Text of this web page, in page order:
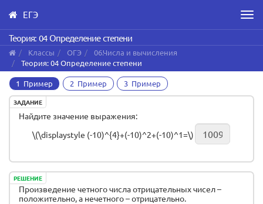
Skip
to
main
content
ЕГЭ
Теория: 04 Определение степени
Классы ОГЭ
06.Числа и вычисления
Теория: 04 Определение степени
1 Пример 2 Пример 3 Пример
ЗАДАНИЕ
Найдите значение выражения:
\(\displaystyle (-10)^{4}+(-10)^2+(-10)^1=\)
РЕШЕНИЕ
Произведение четного числа отрицательных чисел –
положительно, а нечетного – отрицательно.